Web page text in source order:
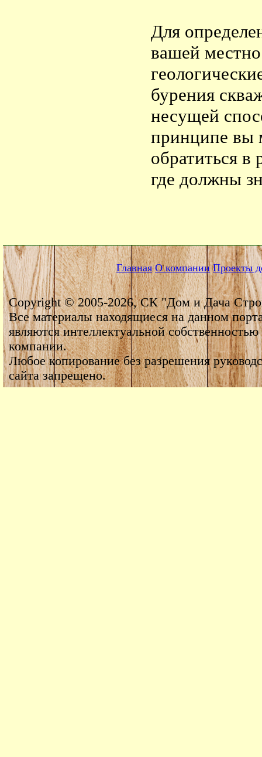
Для
вашей
бурения
несущей
принципе вы
обратиться в
где должны
Главная О компании Проекты
Copyright © 2005-2026, СК "Дом и Дача
Все материалы находящиеся на данном
являются интеллектуальной собственностью
компании.
Любое копирование без разрешения
сайта запрещено.